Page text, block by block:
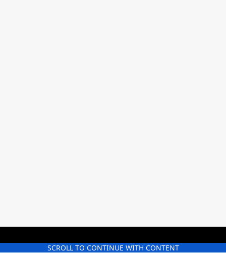
SCROLL TO CONTINUE WITH CONTENT